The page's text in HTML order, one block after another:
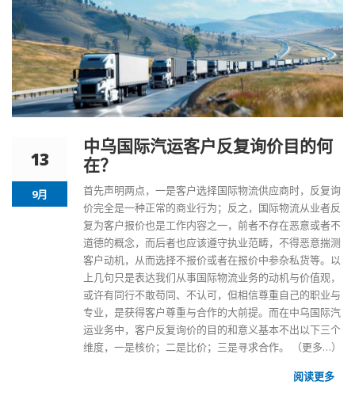
13
9月
中乌国际汽运客户反复询价目的何
在？
首先声明两点，一是客户选择国际物流供应商时，反复询
价完全是一种正常的商业行为；反之，国际物流从业者反
复为客户报价也是工作内容之一，前者不存在恶意或者不
道德的概念，而后者也应该遵守执业范畴，不得恶意揣测
客户动机，从而选择不报价或者在报价中参杂私货等。以
上几句只是表达我们从事国际物流业务的动机与价值观，
或许有同行不敢苟同、不认可，但相信尊重自己的职业与
专业，是获得客户尊重与合作的大前提。而在中乌国际汽
运业务中，客户反复询价的目的和意义基本不出以下三个
维度，一是核价；二是比价；三是寻求合作。
（更多…）
阅读更多